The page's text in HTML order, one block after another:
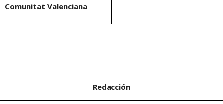
Comunitat Valenciana
Redacción